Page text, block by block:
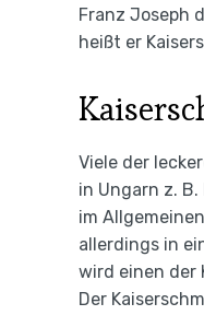
Franz Joseph
heißt er
Viele der
in Ungarn z.
im
allerdings in
wird einen der
Der